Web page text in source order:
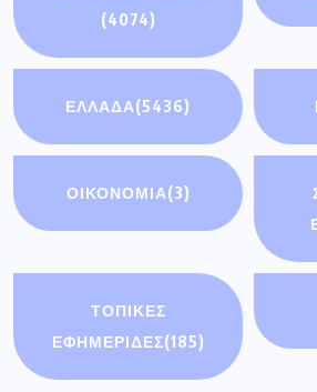
(4074)
ΕΛΛΑΔΑ(5436)
ΟΙΚΟΝΟΜΊΑ(3)
ΤΟΠΙΚΕΣ
ΕΦΗΜΕΡΙΔΕΣ(185)